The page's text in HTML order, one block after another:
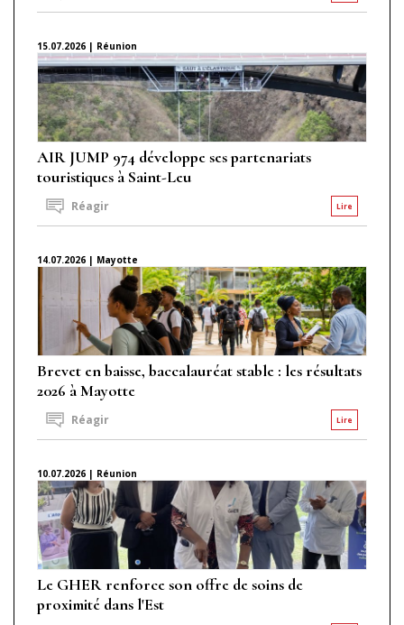
15.07.2026 | Réunion
AIR JUMP 974 développe ses partenariats
touristiques à Saint-Leu
Lire
Réagir
14.07.2026 | Mayotte
Brevet en baisse, baccalauréat stable : les résultats
2026 à Mayotte
Lire
Réagir
10.07.2026 | Réunion
Le GHER renforce son offre de soins de
proximité dans l'Est